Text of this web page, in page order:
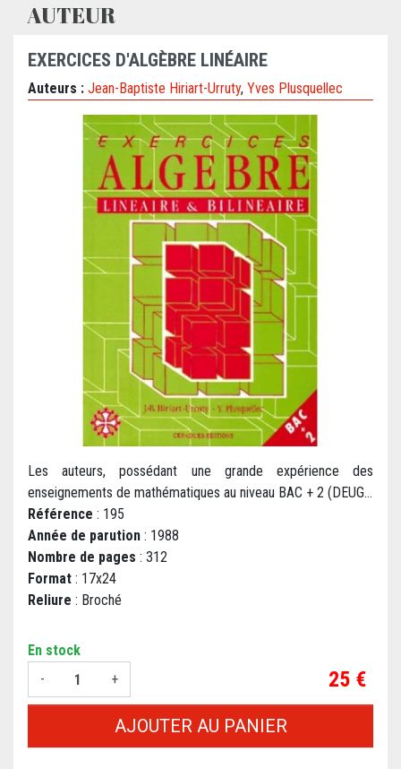
AUTEUR
EXERCICES D'ALGÈBRE LINÉAIRE
Auteurs : Jean-Baptiste Hiriart-Urruty, Yves Plusquellec
Les auteurs, possédant une grande expérience des
enseignements de mathématiques au niveau BAC + 2 (DEUG...
Référence : 195
Année de parution : 1988
Nombre de pages : 312
Format : 17x24
Reliure : Broché
En stock
-
+ Prix
25 €
AJOUTER AU PANIER